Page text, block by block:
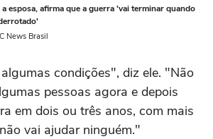
esposa, afirma que a guerra 'vai terminar quando
News Brasil
condições", diz ele. "Não
pessoas agora e depois
em dois ou três anos, com mais
vai ajudar ninguém."